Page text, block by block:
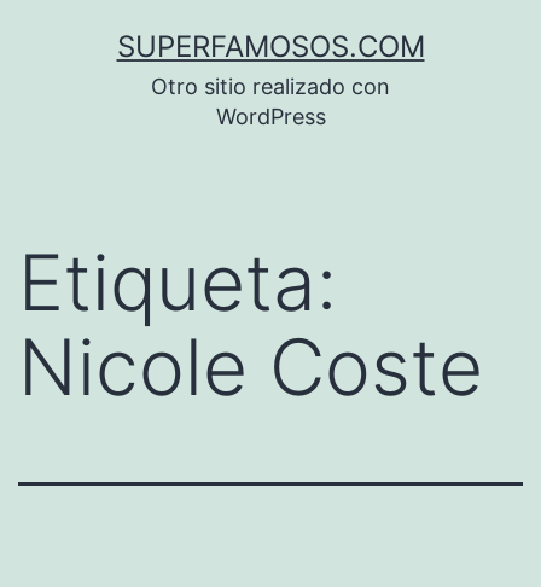
SUPERFAMOSOS.COM
Otro sitio realizado con
WordPress
Etiqueta:
Nicole Coste